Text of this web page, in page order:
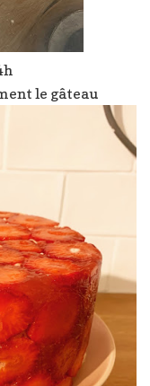
le gâteau